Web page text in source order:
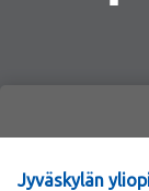
Jyväskylän